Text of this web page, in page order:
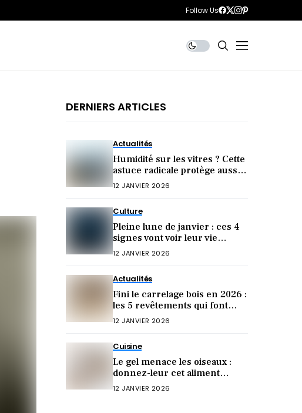
Follow Us
DERNIERS ARTICLES
Actualités
Humidité sur les vitres ? Cette
astuce radicale protège aussi
votre santé
12 JANVIER 2026
Culture
Pleine lune de janvier : ces 4
signes vont voir leur vie
bouleversée !
12 JANVIER 2026
Actualités
Fini le carrelage bois en 2026 :
les 5 revêtements qui font
sensation cette année !
12 JANVIER 2026
Cuisine
Le gel menace les oiseaux :
donnez-leur cet aliment
crucial (sinon ils meurent)
12 JANVIER 2026